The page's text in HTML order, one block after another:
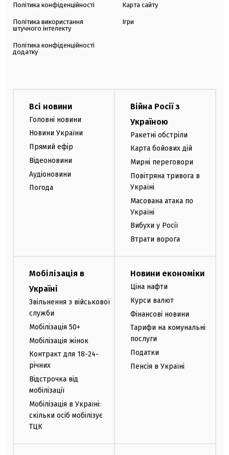
Політика конфіденційності
Політика використання
штучного інтелекту
Політика конфіденційності
додатку
Карта сайту
Ігри
Всі новини
Головні новини
Новини України
Прямий ефір
Відеоновини
Аудіоновини
Погода
Війна Росії з
Україною
Ракетні обстріли
Карта бойових дій
Мирні переговори
Повітряна тривога в
Україні
Масована атака по
Україні
Вибухи у Росії
Втрати ворога
Мобілізація в
Україні
Звільнення з військової
служби
Мобілізація 50+
Мобілізація жінок
Контракт для 18-24-
річних
Відстрочка від
мобілізації
Мобілізація в Україні:
скільки осіб мобілізує
ТЦК
Новини економіки
Ціна нафти
Курси валют
Фінансові новини
Тарифи на комунальні
послуги
Податки
Пенсія в Україні